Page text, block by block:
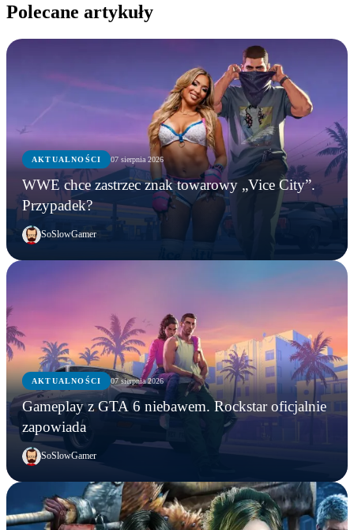
Polecane artykuły
AKTUALNOŚCI 07 sierpnia 2026
WWE chce zastrzec znak towarowy „Vice City”.
Przypadek?
SoSlowGamer
AKTUALNOŚCI 07 sierpnia 2026
Gameplay z GTA 6 niebawem. Rockstar oficjalnie
zapowiada
SoSlowGamer